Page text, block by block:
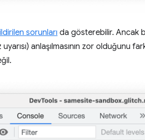
sorunları da gösterebilir. Ancak
anlaşılmasının zor olduğunu